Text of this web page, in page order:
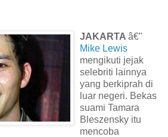
JAKARTA â€"
Mike Lewis
mengikuti jejak
selebriti lainnya
yang berkiprah di
luar negeri. Bekas
suami Tamara
Bleszensky itu
mencoba